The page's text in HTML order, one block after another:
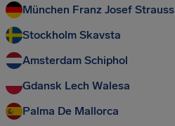
München Franz Josef Strauss
Stockholm Skavsta
Amsterdam Schiphol
Gdansk Lech Walesa
Palma De Mallorca